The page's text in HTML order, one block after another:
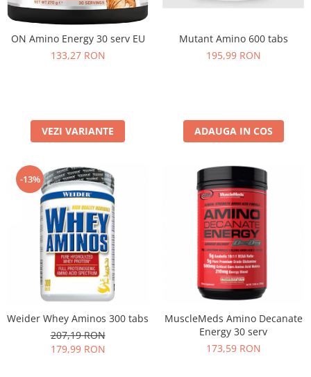
Under Armour
Universal
Vitargo
ON Amino Energy 30 serv EU
133,27 RON
VEZI VARIANTE
Mutant Amino 600 tabs
195,99 RON
ADAUGA IN COS
-13%
Weider Whey Aminos 300 tabs
207,19 RON
179,99 RON
MuscleMeds Amino Decanate
Energy 30 serv
173,59 RON